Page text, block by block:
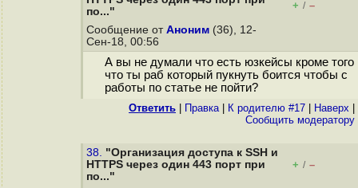
по..."
+ / –
Сообщение от Аноним (36), 12-
Сен-18, 00:56
А вы не думали что есть юзкейсы кроме того
что ты раб который пyкнуть боится чтобы с
работы по статье не пойти?
Ответить Правка| К родителю #17 Наверх
Cообщить модератору
38. "Организация доступа к SSH и
HTTPS через один 443 порт при
по..."
+ / –